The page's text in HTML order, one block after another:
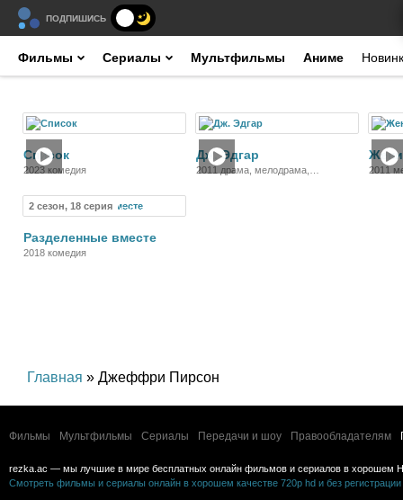
ПОДПИШИСЬ
Фильмы Сериалы Мультфильмы Аниме
Список
2023 комедия
Дж. Эдгар
2011 драма, мелодрама,
2011
2 сезон, 18 серия Сериал
Разделенные вместе
2018 комедия
Главная » Джеффри Пирсон
Фильмы Мультфильмы Сериалы Передачи и шоу Правообладателям
rezka.ac — мы лучшие в мире бесплатных онлайн фильмов и сериалов в хорошем
Смотреть фильмы и сериалы онлайн в хорошем качестве 720p hd и без